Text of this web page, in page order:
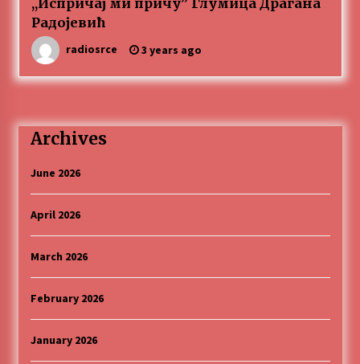
,,Испричај ми причу” Глумица Драгана
Радојевић
radiosrce 3 years ago
Archives
June 2026
April 2026
March 2026
February 2026
January 2026